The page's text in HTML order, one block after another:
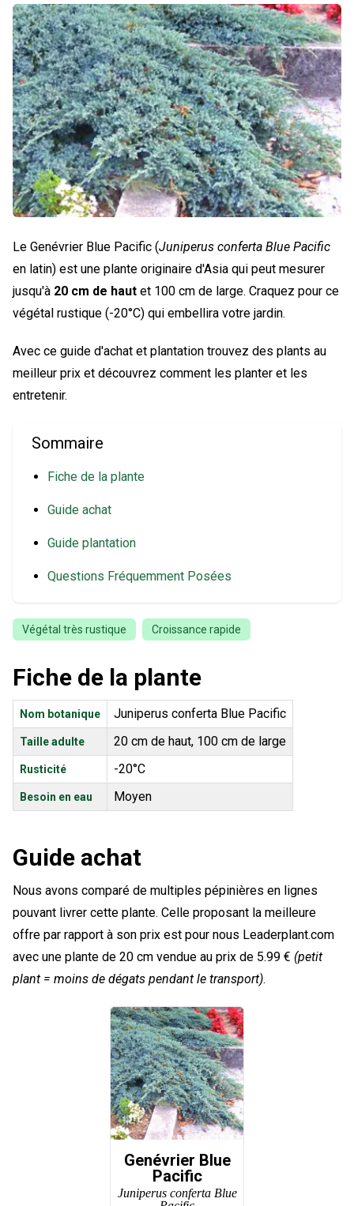
Le Genévrier Blue Pacific (Juniperus conferta Blue Pacific
en latin) est une plante originaire d'Asia qui peut mesurer
jusqu'à 20 cm de haut et 100 cm de large. Craquez pour ce
végétal rustique (-20°C) qui embellira votre jardin.
Avec ce guide d'achat et plantation trouvez des plants au
meilleur prix et découvrez comment les planter et les
entretenir.
Sommaire
Fiche de la plante
Guide achat
Guide plantation
Questions Fréquemment Posées
Végétal très rustique Croissance rapide
Fiche de la plante
Nom botanique Juniperus conferta Blue Pacific
Taille adulte 20 cm de haut, 100 cm de large
Rusticité -20°C
Besoin en eau Moyen
Guide achat
Nous avons comparé de multiples pépinières en lignes
pouvant livrer cette plante. Celle proposant la meilleure
offre par rapport à son prix est pour nous Leaderplant.com
avec une plante de 20 cm vendue au prix de 5.99 € (petit
plant = moins de dégats pendant le transport).
Genévrier Blue
Pacific
Juniperus conferta Blue